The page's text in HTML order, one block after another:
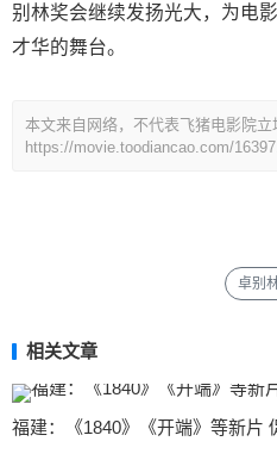
别林奖会继续发扬光大，为电
才华的舞台。
本文来自网络，不代表飞猪电影院立
https://movie.toodiancao.com/
卓别
相关文章
福建：《1840》《开端》等新片